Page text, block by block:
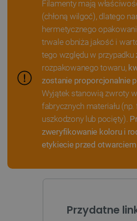
Filamenty mają
(chłoną wilgoć), dlatego
hermetycznego
trwale obniża jakość i
tego względu w przypadku
rozpakowanego towaru,
zostanie proporcjonalnie
Wyjątek stanowią zwroty
fabrycznych materiału
uszkodzony lub pocięty).
zweryfikowanie koloru i
etykiecie przed
Przydatne
PHPSESSID